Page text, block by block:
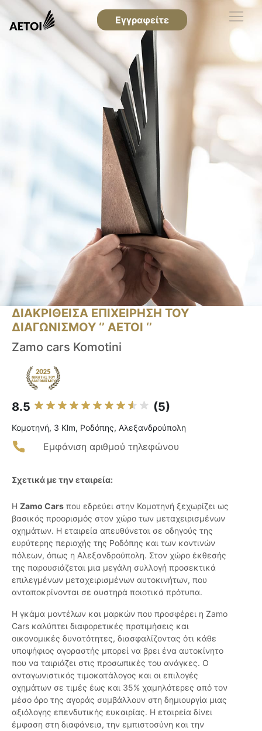
Εγγραφείτε
ΔΙΑΚΡΙΘΕΙΣΑ ΕΠΙΧΕΙΡΗΣΗ ΤΟΥ
ΔΙΑΓΩΝΙΣΜΟΥ ‘’ ΑΕΤΟΙ ‘’
Zamo cars Komotini
8.5 (5)
Κομοτηνή, 3 Klm, Ροδόπης, Αλεξανδρούπολη
Εμφάνιση αριθμού τηλεφώνου
Σχετικά με την εταιρεία:
Η Zamo Cars που εδρεύει στην Κομοτηνή ξεχωρίζει ως
βασικός προορισμός στον χώρο των μεταχειρισμένων
οχημάτων. Η εταιρεία απευθύνεται σε οδηγούς της
ευρύτερης περιοχής της Ροδόπης και των κοντινών
πόλεων, όπως η Αλεξανδρούπολη. Στον χώρο έκθεσής
της παρουσιάζεται μια μεγάλη συλλογή προσεκτικά
επιλεγμένων μεταχειρισμένων αυτοκινήτων, που
ανταποκρίνονται σε αυστηρά ποιοτικά πρότυπα.
Η γκάμα μοντέλων και μαρκών που προσφέρει η Zamo
Cars καλύπτει διαφορετικές προτιμήσεις και
οικονομικές δυνατότητες, διασφαλίζοντας ότι κάθε
υποψήφιος αγοραστής μπορεί να βρει ένα αυτοκίνητο
που να ταιριάζει στις προσωπικές του ανάγκες. Ο
ανταγωνιστικός τιμοκατάλογος και οι επιλογές
οχημάτων σε τιμές έως και 35% χαμηλότερες από τον
μέσο όρο της αγοράς συμβάλλουν στη δημιουργία μιας
αξιόλογης επενδυτικής ευκαιρίας. Η εταιρεία δίνει
έμφαση στη διαφάνεια, την εμπιστοσύνη και την